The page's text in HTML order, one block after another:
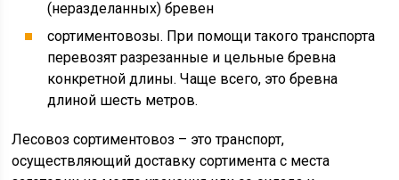
(неразделанных) бревен
сортиментовозы. При помощи такого транспорта
перевозят разрезанные и цельные бревна
конкретной длины. Чаще всего, это бревна
длиной шесть метров.
Лесовоз сортиментовоз – это транспорт,
осуществляющий доставку сортимента с места